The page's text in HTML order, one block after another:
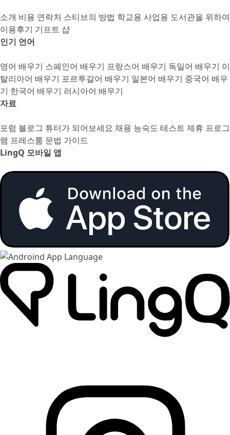
소개 비용 연락처 스티브의 방법 학교용 사업용 도서관을 위하여
이용후기 기프트 샵
인기 언어
영어 배우기 스페인어 배우기 프랑스어 배우기 독일어 배우기 이
탈리아어 배우기 포르투갈어 배우기 일본어 배우기 중국어 배우
기 한국어 배우기 러시아어 배우기
자료
포럼 블로그 튜터가 되어보세요 채용 능숙도 테스트 제휴 프로그
램 프레스룸 문법 가이드
LingQ 모바일 앱